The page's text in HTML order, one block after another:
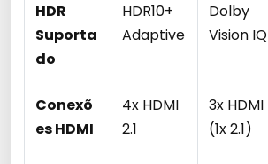
HDR
Suporta
do
HDR10+
Adaptive
Dolby
Vision IQ
Conexõ
es HDMI
4x HDMI
2.1
3x HDMI
(1x 2.1)